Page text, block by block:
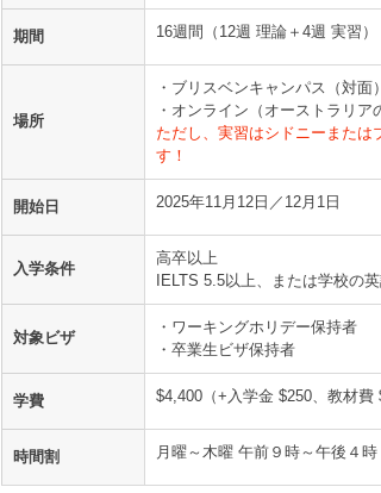
期間 16週間（12週 理論＋4週 実習）
場所
・ブリスベンキャンパス（対面）
・オンライン（オーストラリ
ただし、実習はシドニーまたは
す！
開始日 2025年11月12日／12月1日
入学条件
高卒以上
IELTS 5.5以上、または学校の
対象ビザ
・ワーキングホリデー保持者
・卒業生ビザ保持者
学費 $4,400（+入学金 $250、教材費
時間割 月曜～木曜 午前９時～午後４時